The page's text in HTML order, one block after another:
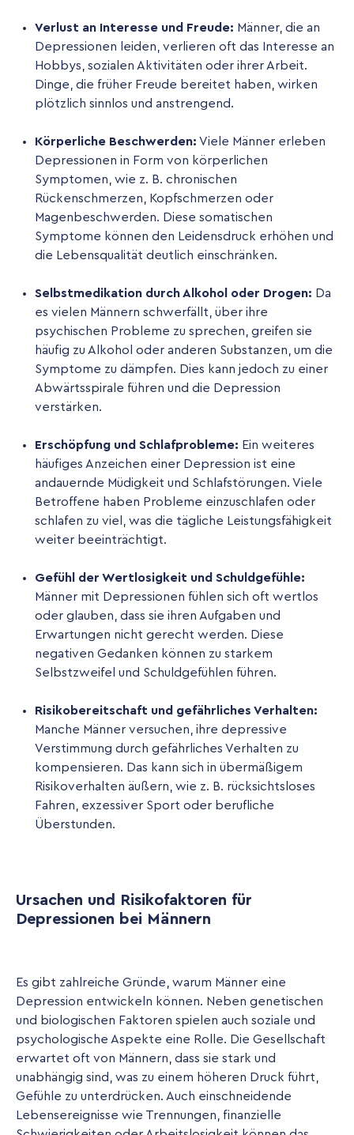
Verlust an Interesse und Freude: Männer, die an
Depressionen leiden, verlieren oft das Interesse an
Hobbys, sozialen Aktivitäten oder ihrer Arbeit.
Dinge, die früher Freude bereitet haben, wirken
plötzlich sinnlos und anstrengend.
Körperliche Beschwerden: Viele Männer erleben
Depressionen in Form von körperlichen
Symptomen, wie z. B. chronischen
Rückenschmerzen, Kopfschmerzen oder
Magenbeschwerden. Diese somatischen
Symptome können den Leidensdruck erhöhen und
die Lebensqualität deutlich einschränken.
Selbstmedikation durch Alkohol oder Drogen: Da
es vielen Männern schwerfällt, über ihre
psychischen Probleme zu sprechen, greifen sie
häufig zu Alkohol oder anderen Substanzen, um die
Symptome zu dämpfen. Dies kann jedoch zu einer
Abwärtsspirale führen und die Depression
verstärken.
Erschöpfung und Schlafprobleme: Ein weiteres
häufiges Anzeichen einer Depression ist eine
andauernde Müdigkeit und Schlafstörungen. Viele
Betroffene haben Probleme einzuschlafen oder
schlafen zu viel, was die tägliche Leistungsfähigkeit
weiter beeinträchtigt.
Gefühl der Wertlosigkeit und Schuldgefühle:
Männer mit Depressionen fühlen sich oft wertlos
oder glauben, dass sie ihren Aufgaben und
Erwartungen nicht gerecht werden. Diese
negativen Gedanken können zu starkem
Selbstzweifel und Schuldgefühlen führen.
Risikobereitschaft und gefährliches Verhalten:
Manche Männer versuchen, ihre depressive
Verstimmung durch gefährliches Verhalten zu
kompensieren. Das kann sich in übermäßigem
Risikoverhalten äußern, wie z. B. rücksichtsloses
Fahren, exzessiver Sport oder berufliche
Überstunden.
Ursachen und Risikofaktoren für
Depressionen bei Männern
Es gibt zahlreiche Gründe, warum Männer eine
Depression entwickeln können. Neben genetischen
und biologischen Faktoren spielen auch soziale und
psychologische Aspekte eine Rolle. Die Gesellschaft
erwartet oft von Männern, dass sie stark und
unabhängig sind, was zu einem höheren Druck führt,
Gefühle zu unterdrücken. Auch einschneidende
Lebensereignisse wie Trennungen, finanzielle